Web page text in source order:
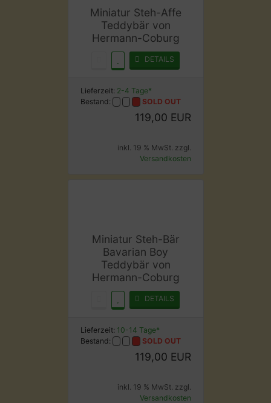
Miniatur Steh-Affe
Teddybär von
Hermann-Coburg
DETAILS
Lieferzeit: 2-4 Tage*
Bestand:
SOLD OUT
119,00 EUR
inkl. 19 % MwSt. zzgl.
Versandkosten
Miniatur Steh-Bär
Bavarian Boy
Teddybär von
Hermann-Coburg
DETAILS
Lieferzeit: 10-14 Tage*
Bestand:
SOLD OUT
119,00 EUR
inkl. 19 % MwSt. zzgl.
Versandkosten